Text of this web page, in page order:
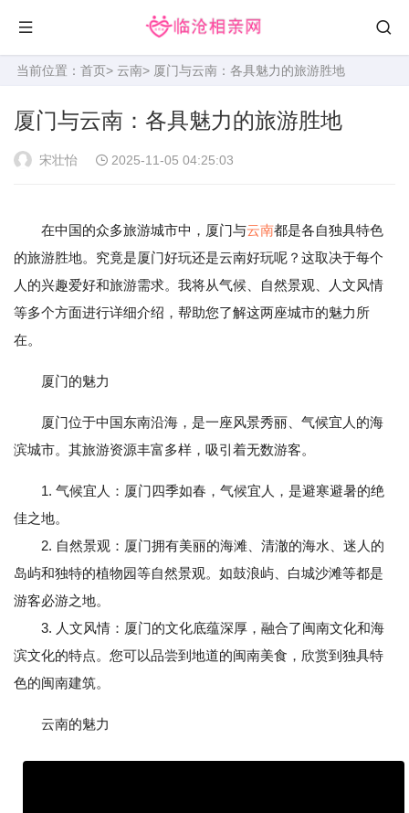
当前位置： 首页> 云南> 厦门与云南：各具魅力的旅游胜地
厦门与云南：各具魅力的旅游胜地
宋壮怡 2025-11-05 04:25:03
在中国的众多旅游城市中，厦门与云南都是各自独具特色
的旅游胜地。究竟是厦门好玩还是云南好玩呢？这取决于每个
人的兴趣爱好和旅游需求。我将从气候、自然景观、人文风情
等多个方面进行详细介绍，帮助您了解这两座城市的魅力所
在。
厦门的魅力
厦门位于中国东南沿海，是一座风景秀丽、气候宜人的海
滨城市。其旅游资源丰富多样，吸引着无数游客。
1. 气候宜人：厦门四季如春，气候宜人，是避寒避暑的绝
佳之地。
2. 自然景观：厦门拥有美丽的海滩、清澈的海水、迷人的
岛屿和独特的植物园等自然景观。如鼓浪屿、白城沙滩等都是
游客必游之地。
3. 人文风情：厦门的文化底蕴深厚，融合了闽南文化和海
滨文化的特点。您可以品尝到地道的闽南美食，欣赏到独具特
色的闽南建筑。
云南的魅力